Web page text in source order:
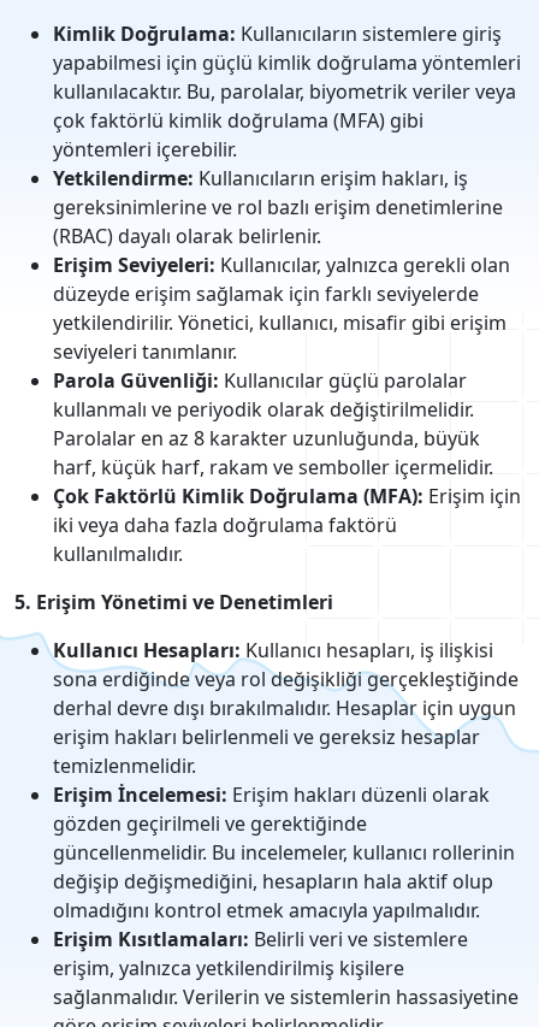
Kimlik Doğrulama: Kullanıcıların sistemlere giriş
yapabilmesi için güçlü kimlik doğrulama yöntemleri
kullanılacaktır. Bu, parolalar, biyometrik veriler veya
çok faktörlü kimlik doğrulama (MFA) gibi
yöntemleri içerebilir.
Yetkilendirme: Kullanıcıların erişim hakları, iş
gereksinimlerine ve rol bazlı erişim denetimlerine
(RBAC) dayalı olarak belirlenir.
Erişim Seviyeleri: Kullanıcılar, yalnızca gerekli olan
düzeyde erişim sağlamak için farklı seviyelerde
yetkilendirilir. Yönetici, kullanıcı, misafir gibi erişim
seviyeleri tanımlanır.
Parola Güvenliği: Kullanıcılar güçlü parolalar
kullanmalı ve periyodik olarak değiştirilmelidir.
Parolalar en az 8 karakter uzunluğunda, büyük
harf, küçük harf, rakam ve semboller içermelidir.
Çok Faktörlü Kimlik Doğrulama (MFA): Erişim için
iki veya daha fazla doğrulama faktörü
kullanılmalıdır.
5. Erişim Yönetimi ve Denetimleri
Kullanıcı Hesapları: Kullanıcı hesapları, iş ilişkisi
sona erdiğinde veya rol değişikliği gerçekleştiğinde
derhal devre dışı bırakılmalıdır. Hesaplar için uygun
erişim hakları belirlenmeli ve gereksiz hesaplar
temizlenmelidir.
Erişim İncelemesi: Erişim hakları düzenli olarak
gözden geçirilmeli ve gerektiğinde
güncellenmelidir. Bu incelemeler, kullanıcı rollerinin
değişip değişmediğini, hesapların hala aktif olup
olmadığını kontrol etmek amacıyla yapılmalıdır.
Erişim Kısıtlamaları: Belirli veri ve sistemlere
erişim, yalnızca yetkilendirilmiş kişilere
sağlanmalıdır. Verilerin ve sistemlerin hassasiyetine